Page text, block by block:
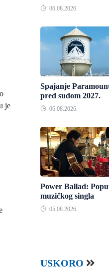
je
06.08.2026.
Spajanje
pred sudom 2027.
06.08.2026.
Power Ballad:
muzičkog singla
05.08.2026.
USKORO